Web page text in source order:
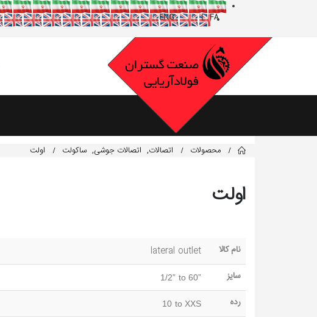
محصولات اتصالات, اتصالات جوشی, ساکولت اولت
اولت
نام کالا
lateral outlet
سایز
1/2” to 60”
رده 10 to XXS